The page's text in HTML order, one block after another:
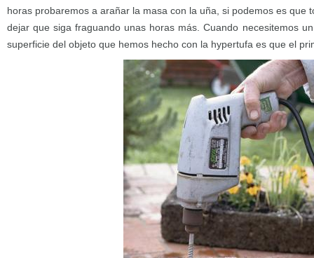
horas probaremos a arañar la masa con la uña, si podemos es que
dejar que siga fraguando unas horas más. Cuando necesitemos
superficie del objeto que hemos hecho con la hypertufa es que el